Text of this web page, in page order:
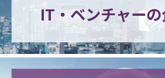
IT・ベンチャー